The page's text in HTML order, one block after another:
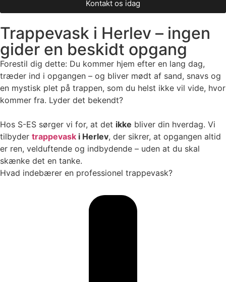
Kontakt os idag
Trappevask i Herlev – ingen
gider en beskidt opgang
Forestil dig dette: Du kommer hjem efter en lang dag,
træder ind i opgangen – og bliver mødt af sand, snavs og
en mystisk plet på trappen, som du helst ikke vil vide, hvor
kommer fra. Lyder det bekendt?
Hos S-ES sørger vi for, at det ikke bliver din hverdag. Vi
tilbyder trappevask i Herlev, der sikrer, at opgangen altid
er ren, velduftende og indbydende – uden at du skal
skænke det en tanke.
Hvad indebærer en professionel trappevask?